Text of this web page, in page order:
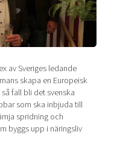
av Sveriges ledande
skapa en Europeisk
fall bli det svenska
som ska inbjuda till
spridning och
byggs upp i näringsliv